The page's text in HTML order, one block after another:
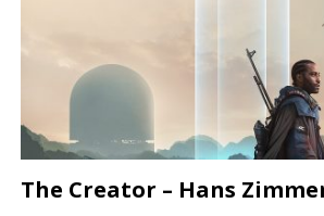
The Creator – Hans